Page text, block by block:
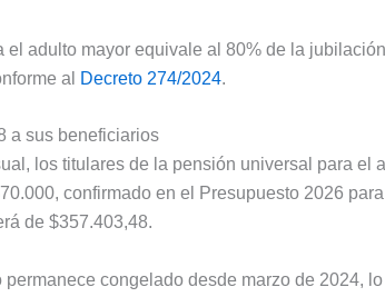
el adulto mayor equivale al 80% de la
al
Decreto 274/2024.
a sus beneficiarios
los titulares de la pensión universal para el
confirmado en el Presupuesto 2026
de $357.403,48.
congelado desde marzo de 2024,